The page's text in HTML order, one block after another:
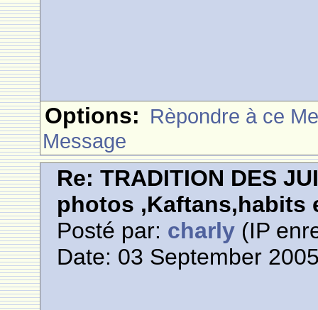
Options: Rèpondre à ce
Message
Re: TRADITION DES
photos ,Kaftans,habits
Posté par: charly (IP
Date: 03 September